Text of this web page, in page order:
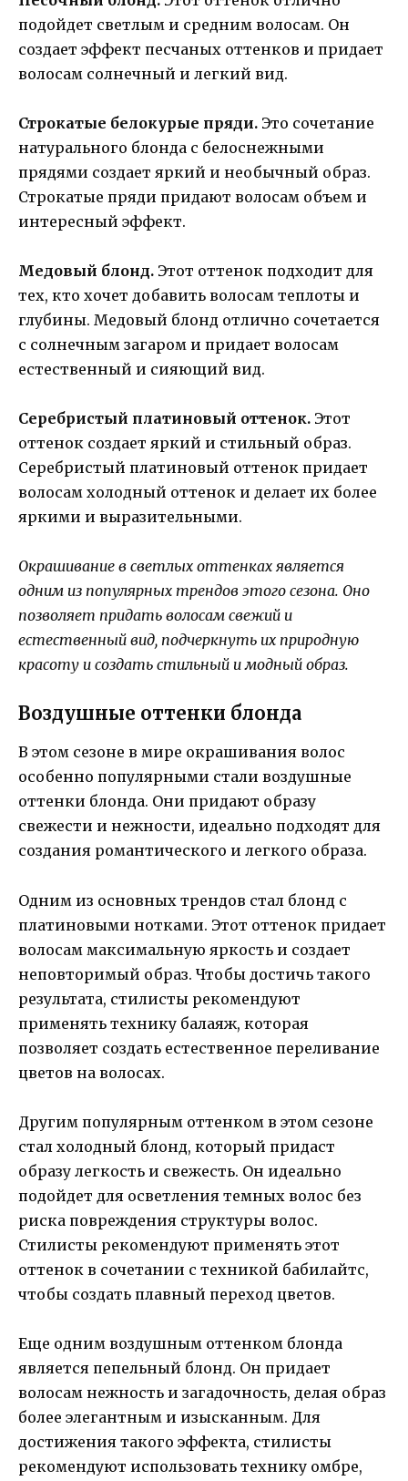
подойдет светлым и средним волосам. Он
создает эффект песчаных оттенков и придает
волосам солнечный и легкий вид.
Строкатые белокурые пряди. Это сочетание
натурального блонда с белоснежными
прядями создает яркий и необычный образ.
Строкатые пряди придают волосам объем и
интересный эффект.
Медовый блонд. Этот оттенок подходит для
тех, кто хочет добавить волосам теплоты и
глубины. Медовый блонд отлично сочетается
с солнечным загаром и придает волосам
естественный и сияющий вид.
Серебристый платиновый оттенок. Этот
оттенок создает яркий и стильный образ.
Серебристый платиновый оттенок придает
волосам холодный оттенок и делает их более
яркими и выразительными.
Окрашивание в светлых оттенках является
одним из популярных трендов этого сезона. Оно
позволяет придать волосам свежий и
естественный вид, подчеркнуть их природную
красоту и создать стильный и модный образ.
Воздушные оттенки блонда
В этом сезоне в мире окрашивания волос
особенно популярными стали воздушные
оттенки блонда. Они придают образу
свежести и нежности, идеально подходят для
создания романтического и легкого образа.
Одним из основных трендов стал блонд с
платиновыми нотками. Этот оттенок придает
волосам максимальную яркость и создает
неповторимый образ. Чтобы достичь такого
результата, стилисты рекомендуют
применять технику балаяж, которая
позволяет создать естественное переливание
цветов на волосах.
Другим популярным оттенком в этом сезоне
стал холодный блонд, который придаст
образу легкость и свежесть. Он идеально
подойдет для осветления темных волос без
риска повреждения структуры волос.
Стилисты рекомендуют применять этот
оттенок в сочетании с техникой бабилайтс,
чтобы создать плавный переход цветов.
Еще одним воздушным оттенком блонда
является пепельный блонд. Он придает
волосам нежность и загадочность, делая образ
более элегантным и изысканным. Для
достижения такого эффекта, стилисты
рекомендуют использовать технику омбре,